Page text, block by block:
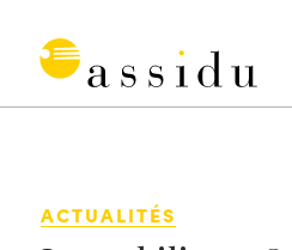
contenu
ACTUALITÉS